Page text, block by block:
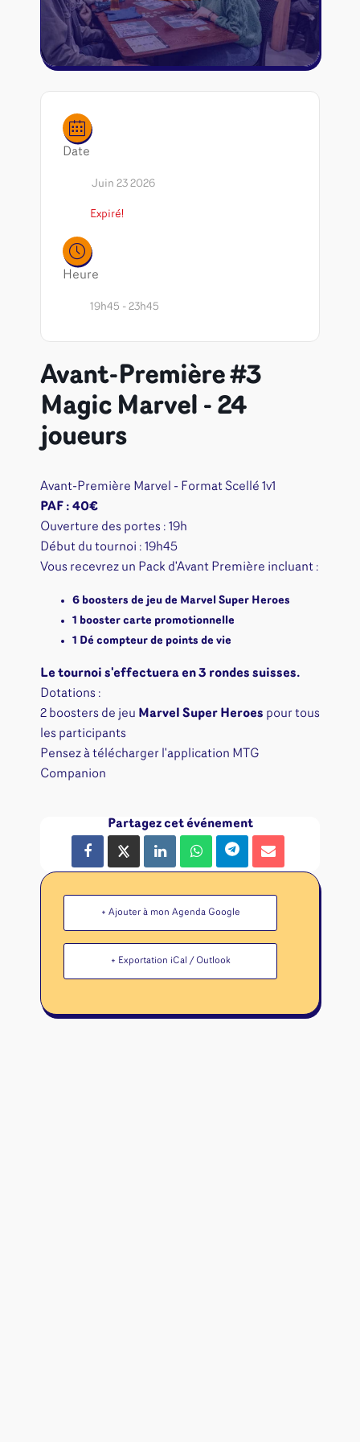
Naruto Mythos
Autres
Tapis de jeu
Date
Juin 23 2026
Expiré!
Heure
19h45 - 23h45
Avant-Première #3
Magic Marvel - 24
joueurs
Avant-Première Marvel - Format Scellé 1v1
PAF : 40€
Ouverture des portes : 19h
Début du tournoi : 19h45
Vous recevrez un Pack d'Avant Première incluant :
6 boosters de jeu de Marvel Super Heroes
1 booster carte promotionnelle
1 Dé compteur de points de vie
Le tournoi s'effectuera en 3 rondes suisses.
Dotations :
2 boosters de jeu Marvel Super Heroes pour tous
les participants
Pensez à télécharger l'application MTG
Companion
Partagez cet événement
+ Ajouter à mon Agenda Google
+ Exportation iCal / Outlook